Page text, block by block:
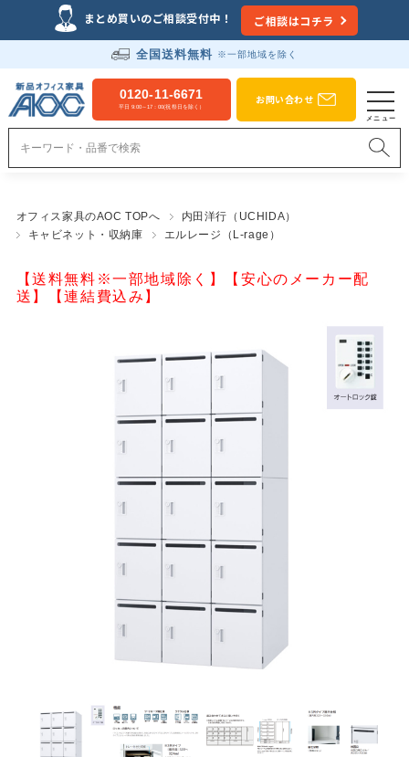
まとめ買いのご相談受付中！ ご相談はコチラ
全国送料無料 ※一部地域を除く
0120-11-6671
平日 9:00～17：00(祝祭日を除く）
お問い合わせ
オフィス家具のAOC TOPへ
内田洋行（UCHIDA）
キャビネット・収納庫
エルレージ（L-rage）
【送料無料※一部地域除く】【安心のメーカー配
送】【連結費込み】